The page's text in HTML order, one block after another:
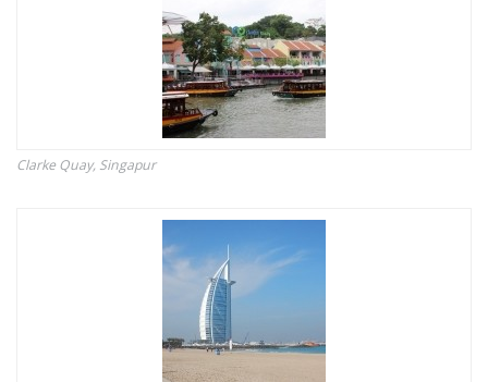
Clarke Quay, Singapur